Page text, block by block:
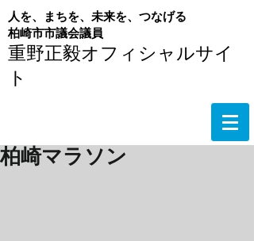
重野正毅オフィシャルサイ
ト
人を、まちを、未来を、つなげる
​柏崎市市議会議員
柏崎マラソン